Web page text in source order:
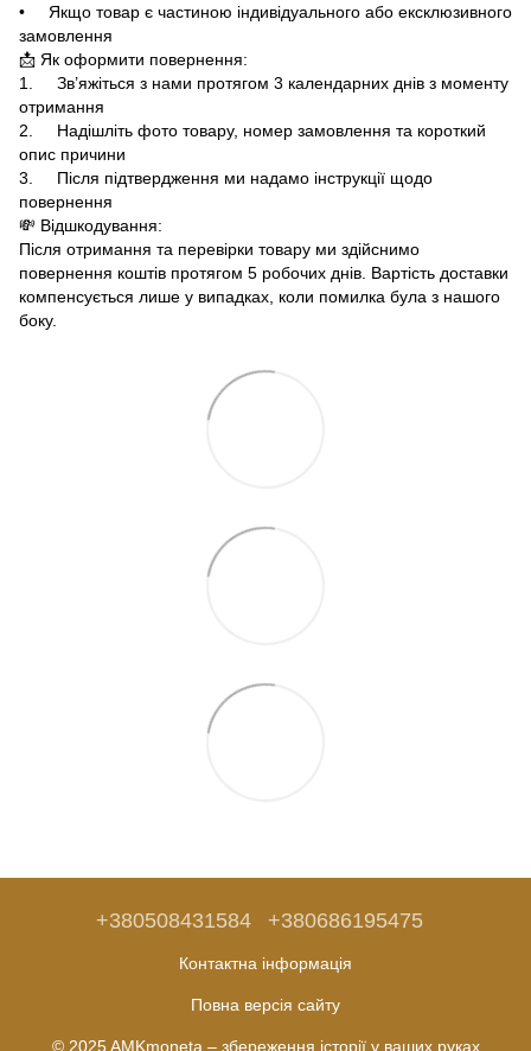
• Якщо товар є частиною індивідуального або ексклюзивного
замовлення
📩 Як оформити повернення:
1. Зв’яжіться з нами протягом 3 календарних днів з моменту
отримання
2. Надішліть фото товару, номер замовлення та короткий
опис причини
3. Після підтвердження ми надамо інструкції щодо
повернення
💸 Відшкодування:
Після отримання та перевірки товару ми здійснимо
повернення коштів протягом 5 робочих днів. Вартість доставки
компенсується лише у випадках, коли помилка була з нашого
боку.
+380508431584 +380686195475
Контактна інформація
Повна версія сайту
© 2025 AMKmoneta – збереження історії у ваших руках